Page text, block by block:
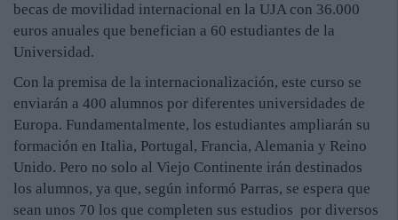
becas de movilidad internacional en la UJA con 36.000
euros anuales que benefician a 60 estudiantes de la
Universidad.
Con la premisa de la internacionalización, este curso se
enviarán a 400 alumnos por diferentes universidades de
Europa. Fundamentalmente, los estudiantes ampliarán su
formación en Italia, Portugal, Francia, Alemania y Reino
Unido. Pero no solo al Viejo Continente irán destinados
los alumnos, ya que, según informó Parras, se espera que
sean unos 70 los que completen sus estudios por diversos